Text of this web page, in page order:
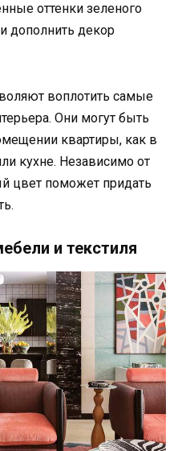
оттенки зеленого
дополнить декор
воплотить самые
Они могут быть
квартиры, как в
кухне. Независимо от
цвет поможет придать
и текстиля